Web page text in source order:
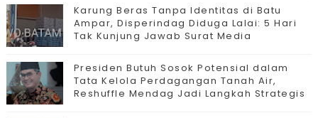
Karung Beras Tanpa Identitas di Batu
Ampar, Disperindag Diduga Lalai: 5 Hari
Tak Kunjung Jawab Surat Media
Presiden Butuh Sosok Potensial dalam
Tata Kelola Perdagangan Tanah Air,
Reshuffle Mendag Jadi Langkah Strategis